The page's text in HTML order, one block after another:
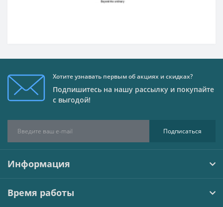
Хотите узнавать первым об акциях и скидках?
Подпишитесь на нашу рассылку и покупайте
с выгодой!
Подписаться
Информация
Время работы